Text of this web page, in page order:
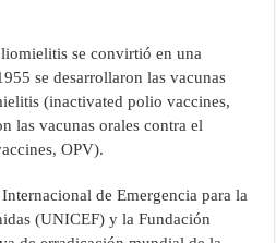
se convirtió en una
se desarrollaron las vacunas
(inactivated polio vaccines,
las vacunas orales contra el
OPV).
de Emergencia para la
(UNICEF) y la Fundación